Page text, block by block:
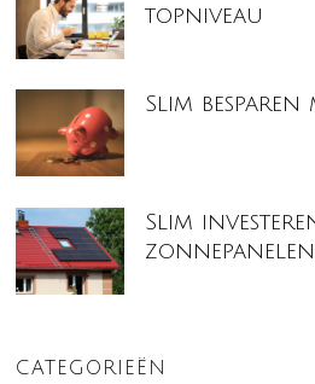
topniveau
Slim besparen
Slim
CATEGORIEËN